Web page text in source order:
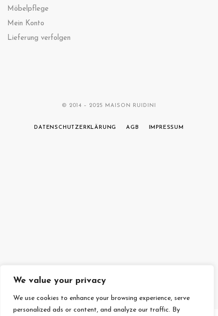
We value your privacy
We use cookies to enhance your browsing experience, serve
personalized ads or content, and analyze our traffic. By
Möbelpflege
Mein Konto
Lieferung verfolgen
© 2014 – 2025 MAISON RUIDINI
DATENSCHUTZERKLÄRUNG AGB IMPRESSUM